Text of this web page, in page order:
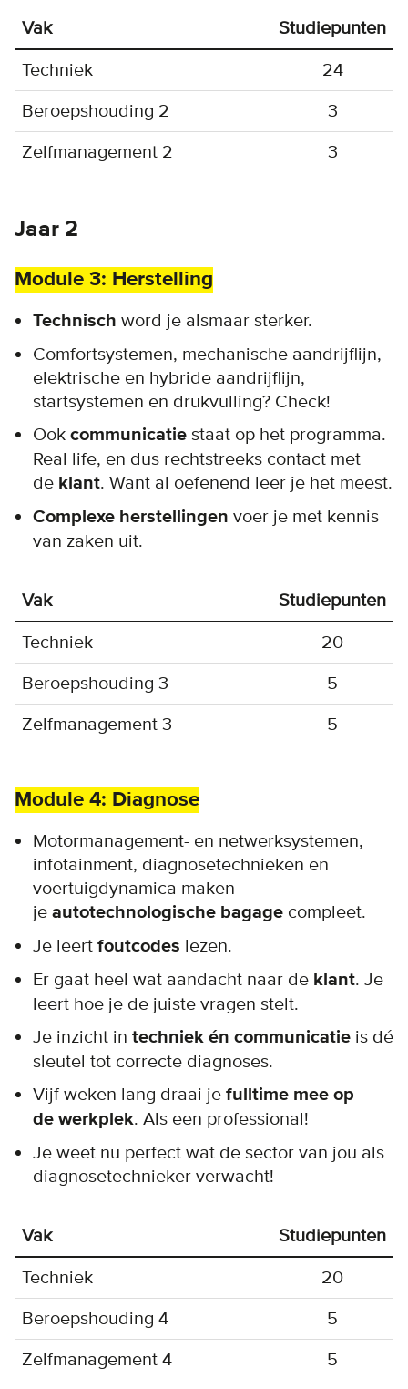
Vak
Studiepunten
Techniek
24
Beroepshouding 2
3
Zelfmanagement 2
3
Jaar 2
Module 3: Herstelling
Technisch word je alsmaar sterker.
Comfortsystemen, mechanische aandrijflijn,
elektrische en hybride aandrijflijn,
startsystemen en drukvulling? Check!
Ook communicatie staat op het programma.
Real life, en dus rechtstreeks contact met
de klant. Want al oefenend leer je het meest.
Complexe herstellingen voer je met kennis
van zaken uit.
Vak
Studiepunten
Techniek
20
Beroepshouding 3
5
Zelfmanagement 3
5
Module 4: Diagnose
Motormanagement- en netwerksystemen,
infotainment, diagnosetechnieken en
voertuigdynamica maken
je autotechnologische bagage compleet.
Je leert foutcodes lezen.
Er gaat heel wat aandacht naar de klant. Je
leert hoe je de juiste vragen stelt.
Je inzicht in techniek én communicatie is dé
sleutel tot correcte diagnoses.
Vijf weken lang draai je fulltime mee op
de werkplek. Als een professional!
Je weet nu perfect wat de sector van jou als
diagnosetechnieker verwacht!
Vak
Studiepunten
Techniek
20
Beroepshouding 4
5
Zelfmanagement 4
5